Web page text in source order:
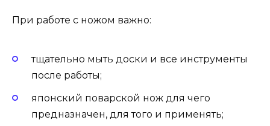
При работе с ножом важно:
тщательно мыть доски и все инструменты
после работы;
японский поварской нож для чего
предназначен, для того и применять;